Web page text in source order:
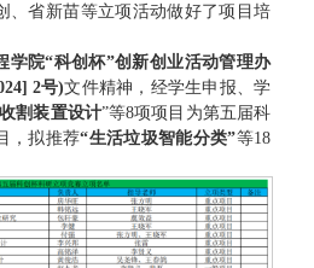
、省新苗等立项活动做好了项目培
学院“科创杯”创新创业活动管理办
2号)文件精神，经学生申报、学
割装置设计”等8项项目为第五届科
，拟推荐“生活垃圾智能分类”等18